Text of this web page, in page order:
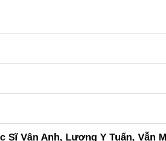
Sĩ Vân Anh, Lương Y Tuấn, Vẫn